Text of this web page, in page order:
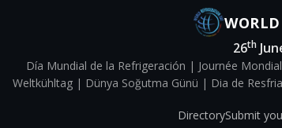
WORLD
26th
Día Mundial de la Refrigeración | Journée
Weltkühltag | Dünya Soğutma Günü | Dia de
DirectorySubmit